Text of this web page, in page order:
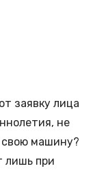
заявку лица
не
свою машину?
лишь при